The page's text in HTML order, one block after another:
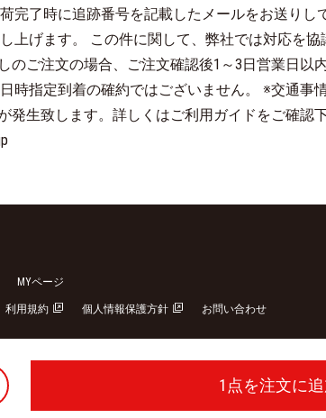
完了時に追跡番号を記載したメールをお送りし
上げます。 この件に関して、弊社では対応を
のご注文の場合、ご注文確認後1～3日営業日以
時指定到着の確約ではございません。 ※交通事
発生致します。詳しくはご利用ガイドをご確認
MYページ
利用規約 個人情報保護方針 お問い合わせ
1 点を注文に